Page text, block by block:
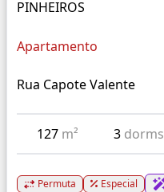
PINHEIROS
Apartamento
Rua Capote Valente
127 m² 3 dorms
Permuta Especial